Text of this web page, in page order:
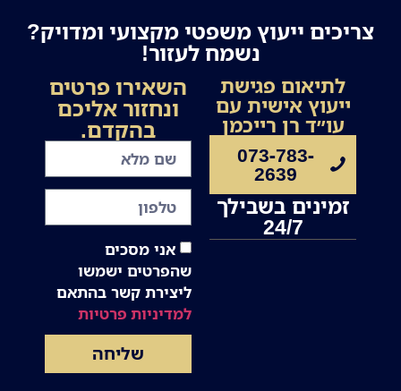
צריכים ייעוץ משפטי מקצועי ומדויק?
נשמח לעזור!
לתיאום פגישת
ייעוץ אישית עם
עו״ד רן רייכמן
073-783-
2639
זמינים בשבילך
24/7
השאירו פרטים
ונחזור אליכם
בהקדם.
אני מסכים
שהפרטים ישמשו
ליצירת קשר בהתאם
למדיניות פרטיות
שליחה